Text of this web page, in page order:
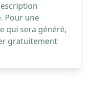
Pour une
qui sera généré,
gratuitement